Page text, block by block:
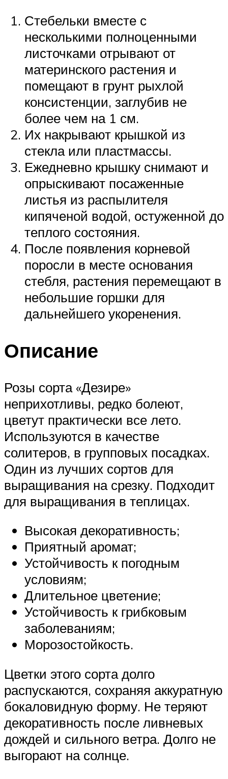
Стебельки вместе с
несколькими полноценными
листочками отрывают от
материнского растения и
помещают в грунт рыхлой
консистенции, заглубив не
более чем на 1 см.
Их накрывают крышкой из
стекла или пластмассы.
Ежедневно крышку снимают и
опрыскивают посаженные
листья из распылителя
кипяченой водой, остуженной до
теплого состояния.
После появления корневой
поросли в месте основания
стебля, растения перемещают в
небольшие горшки для
дальнейшего укоренения.
Описание
Розы сорта «Дезире»
неприхотливы, редко болеют,
цветут практически все лето.
Используются в качестве
солитеров, в групповых посадках.
Один из лучших сортов для
выращивания на срезку. Подходит
для выращивания в теплицах.
Высокая декоративность;
Приятный аромат;
Устойчивость к погодным
условиям;
Длительное цветение;
Устойчивость к грибковым
заболеваниям;
Морозостойкость.
Цветки этого сорта долго
распускаются, сохраняя аккуратную
бокаловидную форму. Не теряют
декоративность после ливневых
дождей и сильного ветра. Долго не
выгорают на солнце.